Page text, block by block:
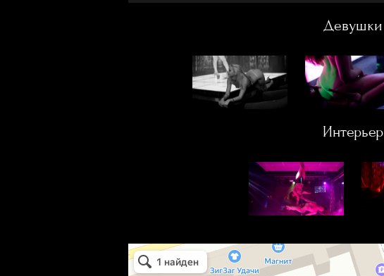
Девушки
Интерьер